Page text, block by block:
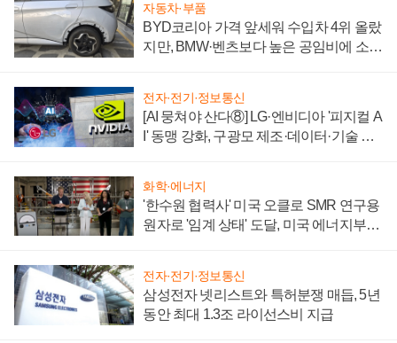
자동차·부품
BYD코리아 가격 앞세워 수입차 4위 올랐
지만, BMW·벤츠보다 높은 공임비에 소비
전자·전기·정보통신
[AI 뭉쳐야 산다⑧] LG·엔비디아 '피지컬 A
I' 동맹 강화, 구광모 제조·데이터·기술 결
화학·에너지
'한수원 협력사' 미국 오클로 SMR 연구용
원자로 '임계 상태' 도달, 미국 에너지부
전자·전기·정보통신
삼성전자 넷리스트와 특허분쟁 매듭, 5년
동안 최대 1.3조 라이선스비 지급